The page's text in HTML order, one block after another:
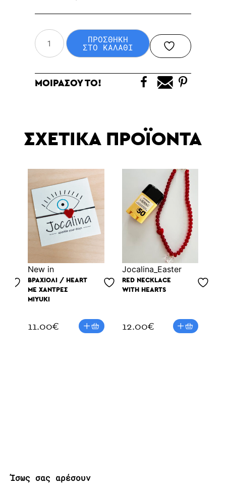
βραχιόλι
baby
pink
ποσότητα
ΠΡΟΣΘΗΚΗ
ΣΤΟ ΚΑΛΑΘΙ
ΜΟΙΡΑΣΟΥ ΤΟ!
ΣΧΕΤΙΚΑ ΠΡΟΪΟΝΤΑ
Νew in
ΒΡΑΧΙΌΛΙ / HEART
ΜΕ ΧΆΝΤΡΕΣ
MIYUKI
11.00€
Jocalina_Easter
RED NECKLACE
WITH HEARTS
12.00€
Ίσως σας αρέσουν